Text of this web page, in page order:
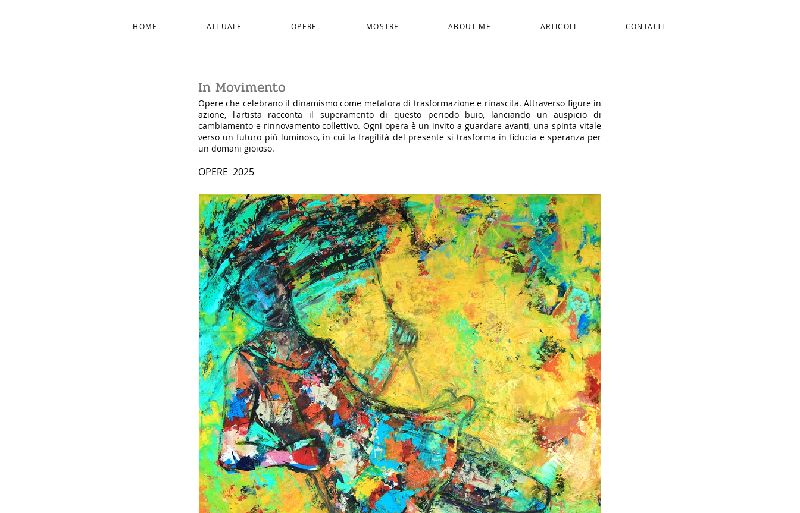
HOME ATTUALE OPERE MOSTRE ABOUT ME ARTICOLI CONTATTI
In Movimento
Opere che celebrano il dinamismo come metafora di trasformazione e rinascita. Attraverso figure in
azione, l'artista racconta il superamento di questo periodo buio, lanciando un auspicio di
cambiamento e rinnovamento collettivo. Ogni opera è un invito a guardare avanti, una spinta vitale
verso un futuro più luminoso, in cui la fragilità del presente si trasforma in fiducia e speranza per
un domani gioioso.
OPERE 2025